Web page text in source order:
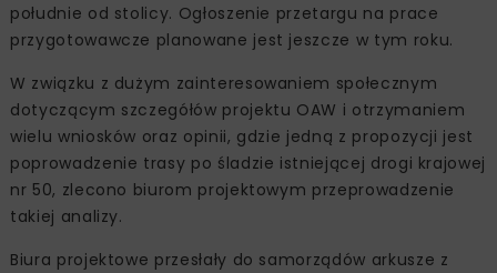
południe od stolicy. Ogłoszenie przetargu na prace
przygotowawcze planowane jest jeszcze w tym roku.
W związku z dużym zainteresowaniem społecznym
dotyczącym szczegółów projektu OAW i otrzymaniem
wielu wniosków oraz opinii, gdzie jedną z propozycji jest
poprowadzenie trasy po śladzie istniejącej drogi krajowej
nr 50, zlecono biurom projektowym przeprowadzenie
takiej analizy.
Biura projektowe przesłały do samorządów arkusze z